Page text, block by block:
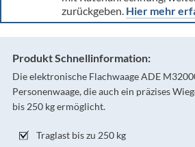
zurückgeben. Hier mehr
Produkt Schnellinformation:
Die elektronische Flachwaage ADE
Personenwaage, die auch ein präzises
bis 250 kg ermöglicht.
Traglast bis zu 250 kg